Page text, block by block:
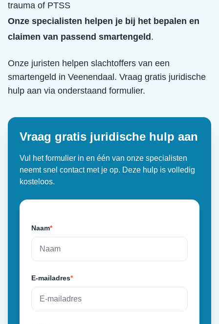
trauma of PTSS
Onze specialisten helpen je bij het bepalen en
claimen van passend smartengeld .
Onze juristen helpen slachtoffers van een
smartengeld in Veenendaal . Vraag gratis juridische
hulp aan via onderstaand formulier.
Vraag gratis juridische hulp aan
Vul het formulier in en één van onze specialisten
neemt snel contact met je op. Deze hulp is volledig
kosteloos.
Naam*
E-mailadres*